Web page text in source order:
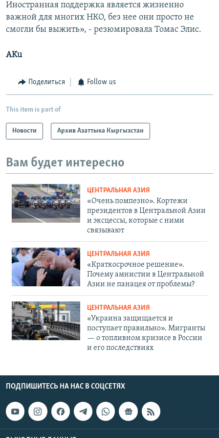
Иностранная поддержка является жизненно
важной для многих НКО, без нее они просто не
смогли бы выжить», - резюмировала Томас Элис.
AKu
Поделиться Follow us
This item is part of
Новости Архив Азаттыка Кыргызстан
Вам будет интересно
ЦЕНТРАЛЬНАЯ АЗИЯ
«Очень помпезно». Кортежи
президентов в Центральной Азии
и эксцессы, которые с ними
связывают
ЦЕНТРАЛЬНАЯ АЗИЯ
«Краткосрочное решение».
Почему амнистии в Центральной
Азии не панацея от проблемы?
ЦЕНТРАЛЬНАЯ АЗИЯ
«Украина защищается и
поступает правильно». Мигранты
— о топливном кризисе в России
и его последствиях
ПОДПИШИТЕСЬ НА НАС В СОЦСЕТЯХ